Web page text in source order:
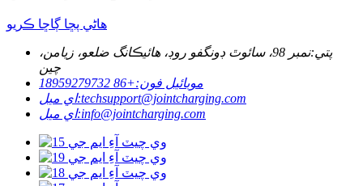
هاڻي پڇا ڳاڇا ڪريو
پتي:
نمبر 98، سائوٿ ڊونگفو روڊ، هائيڪانگ ضلعو، زيامن،
چين
موبائيل فون:+86 18959279732
اي ميل:techsupport@jointcharging.com
اي ميل:info@jointcharging.com